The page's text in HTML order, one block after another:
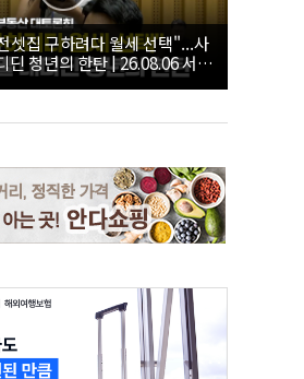
셋집 구하려다 월세 선택"...사
딘 청년의 한탄 | 26.08.06 서울
론회